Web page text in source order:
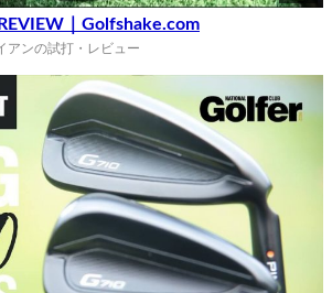
｜Golfshake.com
アンの試打・レビュー